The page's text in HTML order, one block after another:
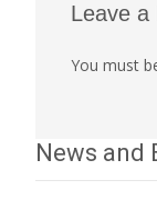
Leave a
You must
News and